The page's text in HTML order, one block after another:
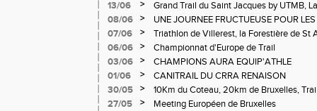
13/06
>
Grand Trail du Saint Jacques by UTMB,
d'Andrézieux-Bouthéon
08/06 >
UNE JOURNEE FRUCTUEUSE POUR
CHAMPIONNATS DE LA LOIRE A
07/06 >
Triathlon de Villerest, la Forestière de St
Circuit de la Sure, Tour du Pays Roannais
06/06 >
Championnat d'Europe de Trail
03/06
>
CHAMPIONS AURA EQUIP'ATHLE
01/06
>
CANITRAIL DU CRRA RENAISON
30/05
>
10Km du Coteau, 20km de Bruxelles,
Pilatrail
27/05 > Meeting Européen de Bruxelles